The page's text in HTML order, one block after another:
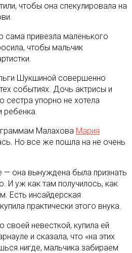
чтобы она спекулировала на
сама привезла маленького
чтобы мальчик
Шукшиной совершенно
событиях. Дочь актрисы и
сестра упорно не хотела
ребенка.
Малахова Мария
Но все же пошла на не очень
— она вынуждена была признать
И уж как там получилось, как
Есть инсайдерская
практически этого внука.
своей невесткой, купила ей
и сказала, что «на этих
нигде, мальчика забираем